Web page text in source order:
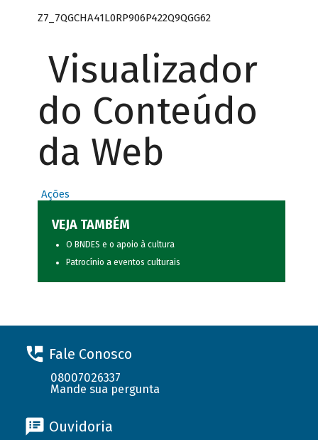
Z7_7QGCHA41L0RP906P422Q9QGG62
Visualizador
do Conteúdo
da Web
Ações
VEJA TAMBÉM
O BNDES e o apoio à cultura
Patrocínio a eventos culturais
Fale Conosco
08007026337
Mande sua pergunta
Ouvidoria